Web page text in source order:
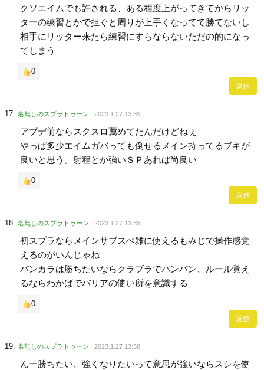
クソエイムでも許される、ある程度上がってきてからリッ
ターの練習とかで担ぐと周りが上手くなってて勝てないし
相手にリッター来たら練習にすらならないただの的になっ
てしまう
0
返信
名無しのスプラトゥーン 2023.1.27 13:35
アプデ前ならスクスロ薦めてたんだけどねぇ
やっぱ多少エイムガバっても倒せるメイン持ってるブキが
良いと思う。射程とか強いＳＰあれば尚良い
0
返信
名無しのスプラトゥーン 2023.1.27 13:35
初スプラならメインサブスぺ雑に使えるもみじで操作感覚
えるのがいんじゃね
バンカラは勝ちたいならクラブラでパンパン、ルール覚え
るならわかばでバリアの使い所を意識する
0
返信
名無しのスプラトゥーン 2023.1.27 13:38
んー勝ちたい、強くなりたいって意思が強いならスシを使